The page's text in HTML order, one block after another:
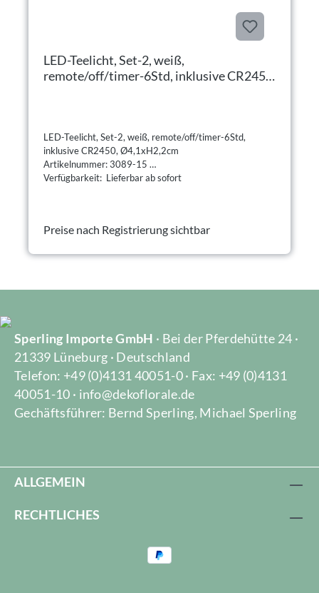
LED-Teelicht, Set-2, weiß,
remote/off/timer-6Std, inklusive CR2450,
LED-Teelicht, Set-2, weiß, remote/off/timer-6Std,
inklusive CR2450, Ø4,1xH2,2cm
Artikelnummer: 3089-15
Verfügbarkeit: Lieferbar ab sofort
Preise nach Registrierung sichtbar
Sperling Importe GmbH · Bei der Pferdehütte 24 ·
21339 Lüneburg · Deutschland
Telefon: +49 (0)4131 40051-0 · Fax: +49 (0)4131
40051-10 · info@dekoflorale.de
Gechäftsführer: Bernd Sperling, Michael Sperling
ALLGEMEIN
RECHTLICHES